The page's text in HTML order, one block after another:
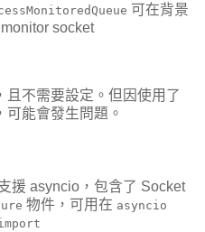
可在背景
socket
且不需要設定。但因使用了
能會發生問題。
援 asyncio，包含了 Socket
物件，可用在 asyncio